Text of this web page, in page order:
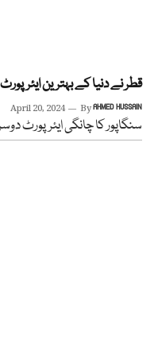
قطر نے دنیا کے بہترین
April 20, 2024 ByAHMED HUSSAIN
سنگاپور کا چانگی ایئرپورٹ